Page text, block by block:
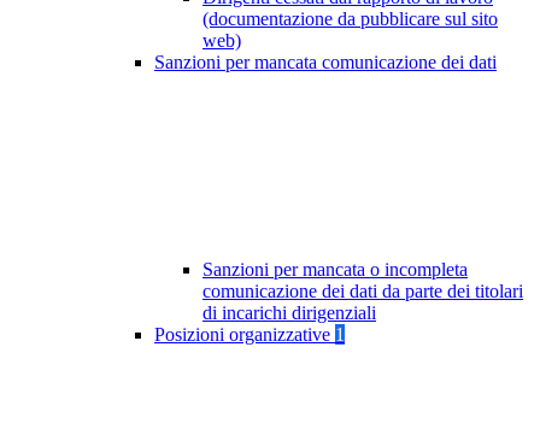
(documentazione da pubblicare sul sito
web)
Sanzioni per mancata comunicazione dei dati
Sanzioni per mancata o incompleta
comunicazione dei dati da parte dei titolari
di incarichi dirigenziali
Posizioni organizzative 1